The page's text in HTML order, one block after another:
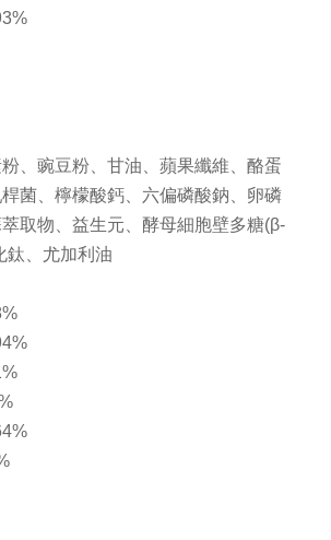
、豌豆粉、甘油、蘋果纖維、酪蛋
菌、檸檬酸鈣、六偏磷酸鈉、卵磷
取物、益生元、酵母細胞壁多糖(β-
鈦、尤加利油